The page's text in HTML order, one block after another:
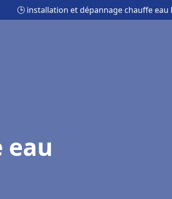
🕒 installation et dépannage chauffe eau
eau